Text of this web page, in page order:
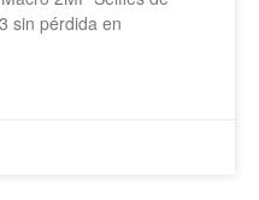
sin pérdida en